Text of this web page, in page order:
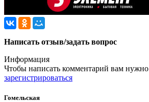
Написать отзыв/задать вопрос
Информация
Чтобы написать комментарий вам нужно
зарегистрироваться
Гомельская